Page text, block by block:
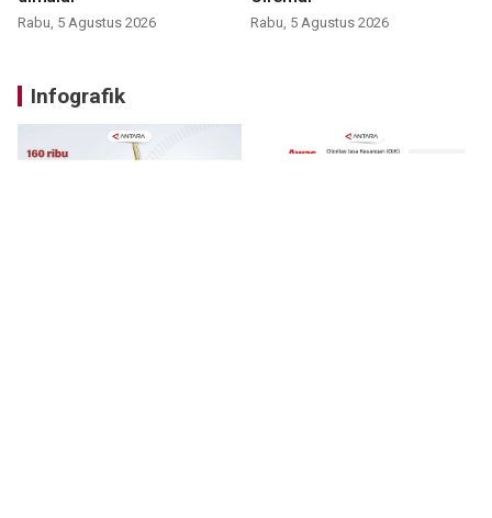
Rabu, 5 Agustus 2026 Rabu, 5 Agustus 2026
Infografik